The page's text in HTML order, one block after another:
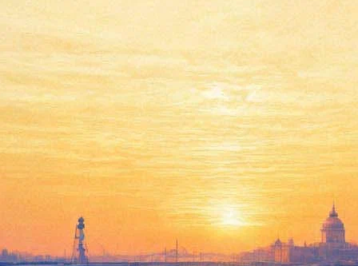
03 февраля 2019, воскресенье
Ушел из жизни актер Молодежного театра Анатолий
Артемов
17:12:
Премию Гильдии режиссеров США получил черно-белый
фильм Куарона, вышедший на Netflix
15:55:
Вечеринка закончилась. Децл умер
Архив предыдущих материалов